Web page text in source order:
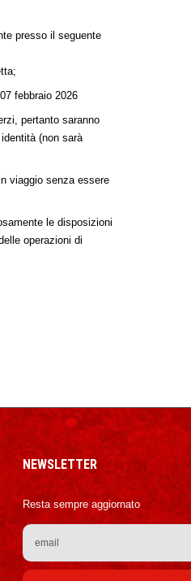
presso il seguente
febbraio 2026
pertanto saranno
(non sarà
viaggio senza essere
le disposizioni
operazioni di
NEWSLETTER
Resta sempre aggiornato